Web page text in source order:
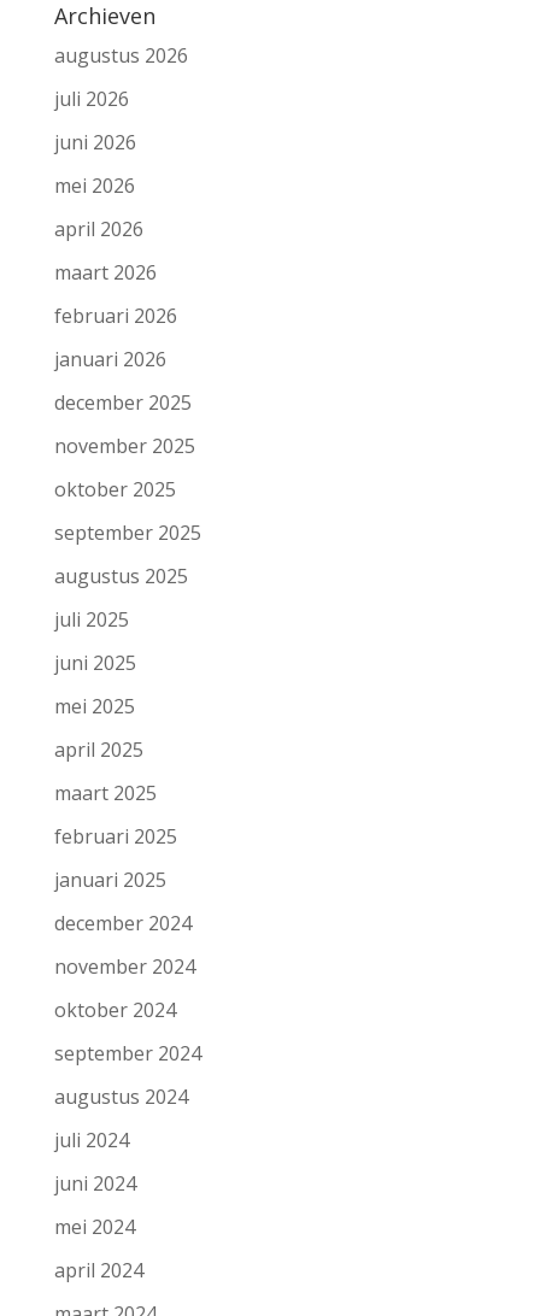
Archieven
augustus 2026
juli 2026
juni 2026
mei 2026
april 2026
maart 2026
februari 2026
januari 2026
december 2025
november 2025
oktober 2025
september 2025
augustus 2025
juli 2025
juni 2025
mei 2025
april 2025
maart 2025
februari 2025
januari 2025
december 2024
november 2024
oktober 2024
september 2024
augustus 2024
juli 2024
juni 2024
mei 2024
april 2024